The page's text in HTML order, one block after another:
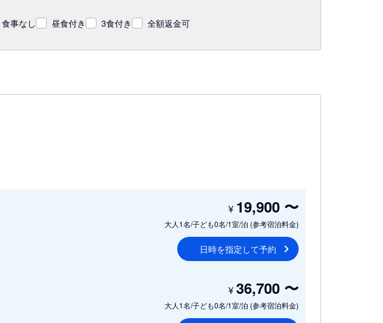
食事なし 昼食付き 3食付き 全額返金可
大人1名/子ども0名/1室/泊 (参考宿泊料金)
¥ 19,900 〜
日時を指定して予約
大人1名/子ども0名/1室/泊 (参考宿泊料金)
¥36,700 〜